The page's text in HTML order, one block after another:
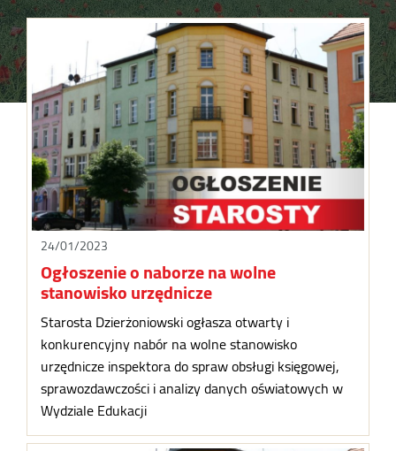
24/01/2023
Ogłoszenie o naborze na wolne
stanowisko urzędnicze
Starosta Dzierżoniowski ogłasza otwarty i
konkurencyjny nabór na wolne stanowisko
urzędnicze inspektora do spraw obsługi księgowej,
sprawozdawczości i analizy danych oświatowych w
Wydziale Edukacji